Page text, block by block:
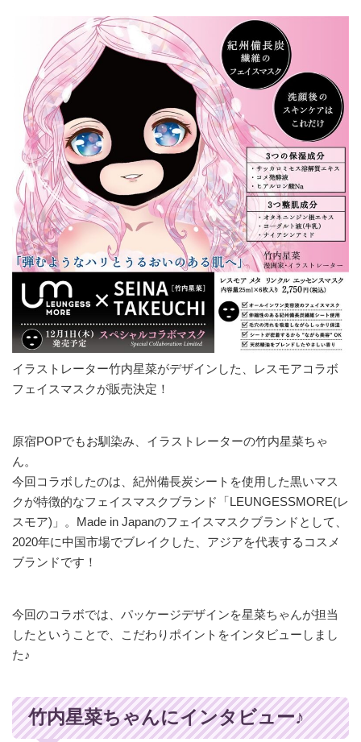
イラストレーター竹内星菜がデザインした、レスモアコラボ
フェイスマスクが販売決定！
原宿POPでもお馴染み、イラストレーターの竹内星菜ちゃ
ん。
今回コラボしたのは、紀州備長炭シートを使用した黒いマス
クが特徴的なフェイスマスクブランド「LEUNGESSMORE(レ
スモア)」。Made in Japanのフェイスマスクブランドとして、
2020年に中国市場でブレイクした、アジアを代表するコスメ
ブランドです！
今回のコラボでは、パッケージデザインを星菜ちゃんが担当
したということで、こだわりポイントをインタビューしまし
た♪
竹内星菜ちゃんにインタビュー♪